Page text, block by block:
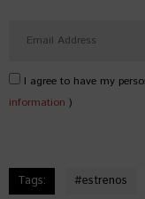
I agree to have my
information )
Tags: #estrenos